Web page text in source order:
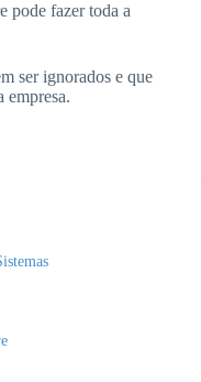
pode fazer toda a
ser ignorados e que
empresa.